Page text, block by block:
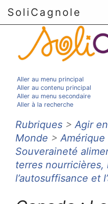
SoliCagnole
Aller au menu principal
Aller au contenu principal
Aller au menu secondaire
Aller à la recherche
Rubriques >Agir
Monde >Amérique
Souveraineté
terres nourricières,
l’autosuffisance et